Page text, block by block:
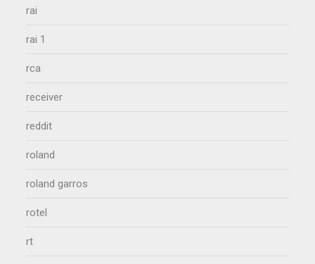
rai
rai 1
rca
receiver
reddit
roland
roland garros
rotel
rt